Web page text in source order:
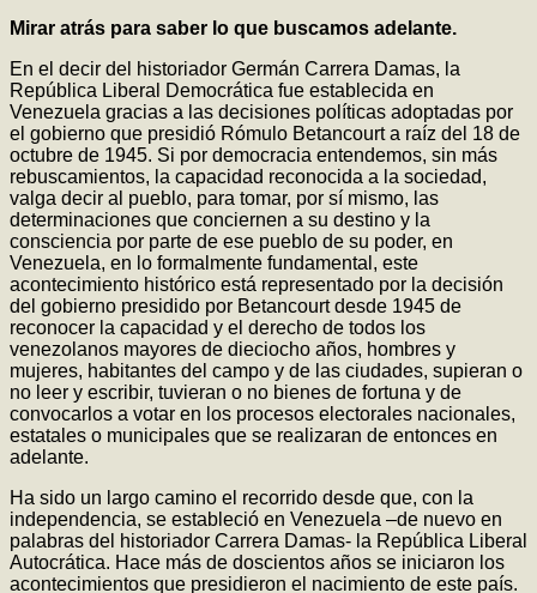
Mirar atrás para saber lo que buscamos adelante.
En el decir del historiador Germán Carrera Damas, la
República Liberal Democrática fue establecida en
Venezuela gracias a las decisiones políticas adoptadas por
el gobierno que presidió Rómulo Betancourt a raíz del 18 de
octubre de 1945. Si por democracia entendemos, sin más
rebuscamientos, la capacidad reconocida a la sociedad,
valga decir al pueblo, para tomar, por sí mismo, las
determinaciones que conciernen a su destino y la
consciencia por parte de ese pueblo de su poder, en
Venezuela, en lo formalmente fundamental, este
acontecimiento histórico está representado por la decisión
del gobierno presidido por Betancourt desde 1945 de
reconocer la capacidad y el derecho de todos los
venezolanos mayores de dieciocho años, hombres y
mujeres, habitantes del campo y de las ciudades, supieran o
no leer y escribir, tuvieran o no bienes de fortuna y de
convocarlos a votar en los procesos electorales nacionales,
estatales o municipales que se realizaran de entonces en
adelante.
Ha sido un largo camino el recorrido desde que, con la
independencia, se estableció en Venezuela –de nuevo en
palabras del historiador Carrera Damas- la República Liberal
Autocrática. Hace más de doscientos años se iniciaron los
acontecimientos que presidieron el nacimiento de este país.